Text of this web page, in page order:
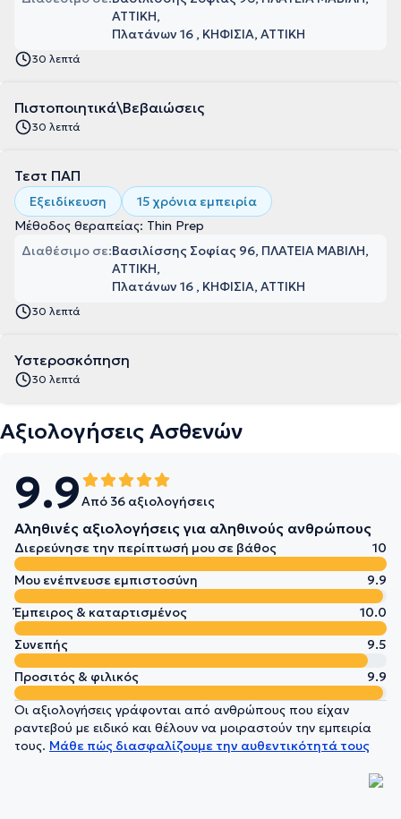
ΑΤΤΙΚΗ
Πλατάνων 16 , ΚΗΦΙΣΙΑ, ΑΤΤΙΚΗ
30 λεπτά
Πιστοποιητικά\Βεβαιώσεις
30 λεπτά
Τεστ ΠΑΠ
Εξειδίκευση
15 χρόνια εμπειρία
Μέθοδος θεραπείας: Thin Prep
Διαθέσιμο σε:Βασιλίσσης Σοφίας 96, ΠΛΑΤΕΙΑ ΜΑΒΙΛΗ,
ΑΤΤΙΚΗ
Πλατάνων 16 , ΚΗΦΙΣΙΑ, ΑΤΤΙΚΗ
30 λεπτά
Υστεροσκόπηση
30 λεπτά
Αξιολογήσεις Ασθενών
9.9Από 36 αξιολογήσεις
Αληθινές αξιολογήσεις για αληθινούς ανθρώπους
Διερεύνησε την περίπτωσή μου σε βάθος
10
Μου ενέπνευσε εμπιστοσύνη
9.9
Έμπειρος & καταρτισμένος
10.0
Συνεπής
9.5
Προσιτός & φιλικός
9.9
Οι αξιολογήσεις γράφονται από ανθρώπους που είχαν
ραντεβού με ειδικό και θέλουν να μοιραστούν την εμπειρία
τους. Μάθε πώς διασφαλίζουμε την αυθεντικότητά τους